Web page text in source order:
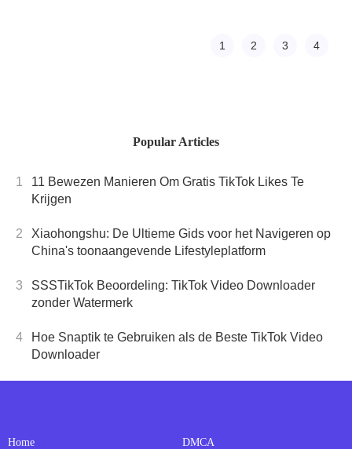
en trucs, en
1 2 3 4
Popular Articles
1
11 Bewezen Manieren Om Gratis TikTok Likes Te
Krijgen
2
Xiaohongshu: De Ultieme Gids voor het Navigeren op
China's toonaangevende Lifestyleplatform
3
SSSTikTok Beoordeling: TikTok Video Downloader
zonder Watermerk
4
Hoe Snaptik te Gebruiken als de Beste TikTok Video
Downloader
Home DMCA